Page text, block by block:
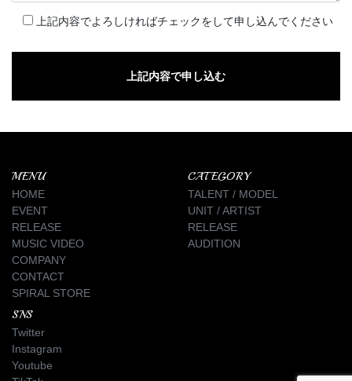
上記内容でよろしければチェックをして申し込んでください
MENU
HOME
EVENT
RELEASE
MUSIC VIDEO
COMPANY
CONTACT
SPIRAL STORE
CATEGORY
TALENT / MODEL
UNIT / ARTIST
RELEASE
AUDITION
SNS
Twitter
Instagram
Youtube